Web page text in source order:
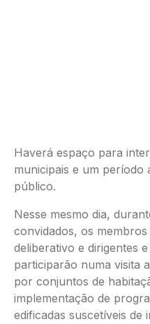
Haverá espaço para
municipais e um período
público.
Nesse mesmo dia,
convidados, os
deliberativo e dirigentes
participarão numa visita
por conjuntos de
implementação de
edificadas suscetíveis de